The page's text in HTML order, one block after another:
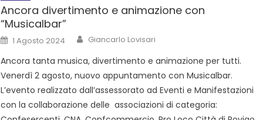
Ancora divertimento e animazione con
“Musicalbar”
1 Agosto 2024 Giancarlo Lovisari
Ancora tanta musica, divertimento e animazione per tutti.
Venerdì 2 agosto, nuovo appuntamento con Musicalbar.
L’evento realizzato dall’assessorato ad Eventi e Manifestazioni
con la collaborazione delle associazioni di categoria: